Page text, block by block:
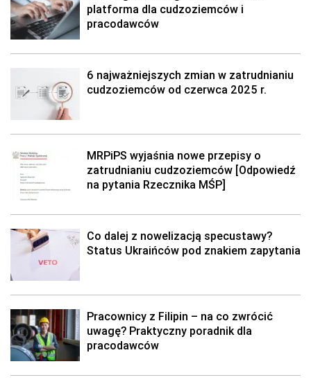
platforma dla cudzoziemców i
pracodawców
6 najważniejszych zmian w zatrudnianiu
cudzoziemców od czerwca 2025 r.
MRPiPS wyjaśnia nowe przepisy o
zatrudnianiu cudzoziemców [Odpowiedź
na pytania Rzecznika MŚP]
Co dalej z nowelizacją specustawy?
Status Ukraińców pod znakiem zapytania
Pracownicy z Filipin – na co zwrócić
uwagę? Praktyczny poradnik dla
pracodawców